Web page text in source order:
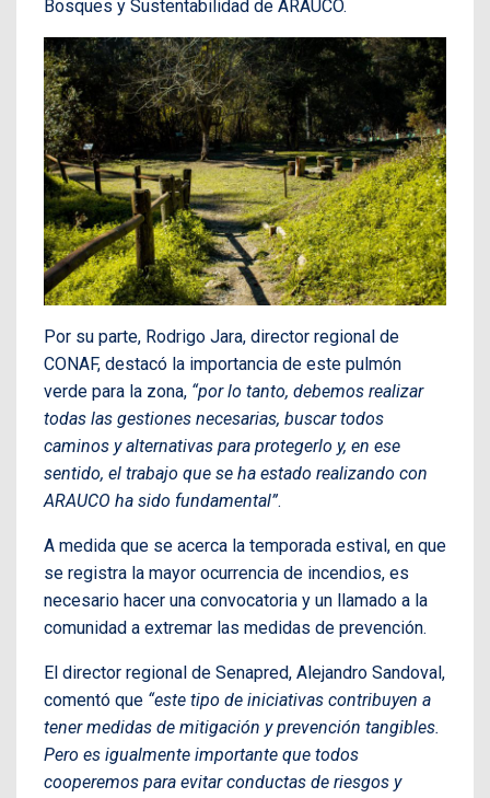
Bosques y Sustentabilidad de ARAUCO.
Por su parte, Rodrigo Jara, director regional de
CONAF, destacó la importancia de este pulmón
verde para la zona, “por lo tanto, debemos realizar
todas las gestiones necesarias, buscar todos
caminos y alternativas para protegerlo y, en ese
sentido, el trabajo que se ha estado realizando con
ARAUCO ha sido fundamental”.
A medida que se acerca la temporada estival, en que
se registra la mayor ocurrencia de incendios, es
necesario hacer una convocatoria y un llamado a la
comunidad a extremar las medidas de prevención.
El director regional de Senapred, Alejandro Sandoval,
comentó que “este tipo de iniciativas contribuyen a
tener medidas de mitigación y prevención tangibles.
Pero es igualmente importante que todos
cooperemos para evitar conductas de riesgos y